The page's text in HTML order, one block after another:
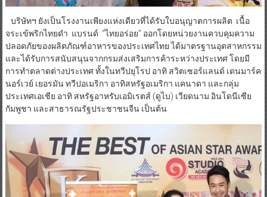
บริษัทฯ ยังเป็นโรงงานเพียงแห่งเดียวที่ได้รับใบอนุญาตการผลิต เนื้อ
จระเข้พริกไทยดำ แบรนด์ “ไทยอร่อย” ออกโดยหน่วยงานควบคุมความ
ปลอดภัยของผลิตภัณฑ์อาหารของประเทศไทย ได้มาตรฐานอุตสาหกรรม
และได้รับการสนับสนุนจากกรมส่งเสริมการค้าระหว่างประเทศ โดยมี
การทำตลาดต่างประเทศ ทั้งในทวีปยุโรป อาทิ สวิตเซอร์แลนด์ เดนมาร์ค
ประเทศเอเชีย อาทิ สหรัฐอาหรับเอมิเรตส์ (ดูไบ) เวียดนาม อินโดนีเซีย
กัมพูชา และสาธารณรัฐประชาชนจีน เป็นต้น